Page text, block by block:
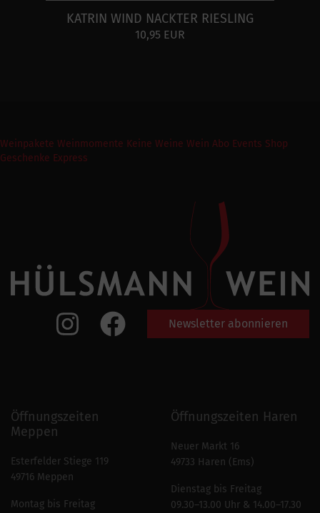
KATRIN WIND NACKTER RIESLING
10,95 EUR
Weinpakete Weinmomente Keine Weine Wein Abo Events Shop
Geschenke Express
Newsletter abonnieren
Öffnungszeiten
Meppen
Esterfelder Stiege 119
49716 Meppen
Montag bis Freitag
Öffnungszeiten Haren
Neuer Markt 16
49733 Haren (Ems)
Dienstag bis Freitag
09.30–13.00 Uhr & 14.00–17.30